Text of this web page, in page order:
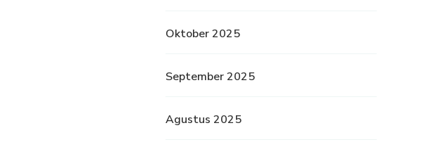
Oktober 2025
September 2025
Agustus 2025